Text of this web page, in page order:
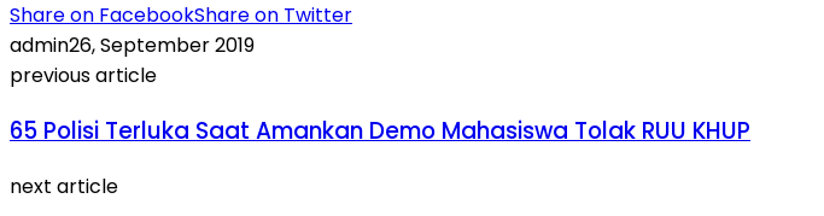
Share on FacebookShare on Twitter
admin26, September 2019
previous article
65 Polisi Terluka Saat Amankan Demo Mahasiswa Tolak RUU KHUP
next article